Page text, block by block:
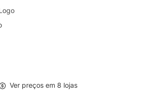
Ver preços em 8 lojas